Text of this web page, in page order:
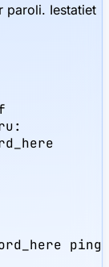
paroli. Iestatiet
ping